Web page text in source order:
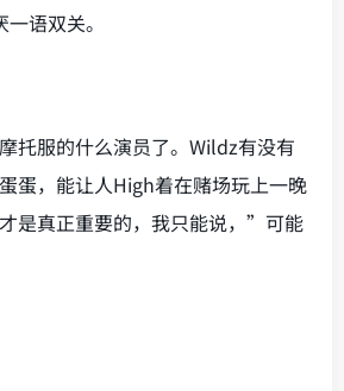
语双关。
托服的什么演员了。Wildz有没有
蛋，能让人High着在赌场玩上一晚
是真正重要的，我只能说，”可能